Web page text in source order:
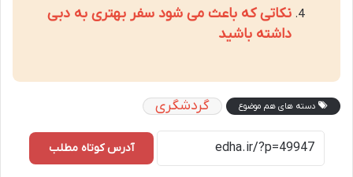
نکاتی که باعث می شود سفر بهتری به دبی
داشته باشید
دسته های هم موضوع گردشگری
آدرس کوتاه مطلب